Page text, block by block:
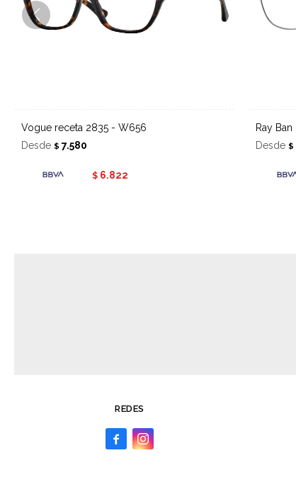
Vogue receta 2835 - W656
Desde $ 7.580
$ 6.822
Ray
Desde $
REDES
 